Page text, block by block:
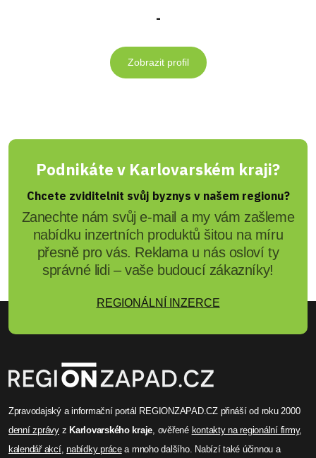
-
Zobrazit profil
Podnikáte v Karlovarském kraji?
Chcete zviditelnit svůj byznys v našem regionu?
Zanechte nám svůj e-mail a my vám zašleme
nabídku inzertních produktů šitou na míru
přesně pro vás. Reklama u nás osloví ty
správné lidi – vaše budoucí zákazníky!
REGIONÁLNÍ INZERCE
Zpravodajský a informační portál REGIONZAPAD.CZ přináší od roku 2000
denní zprávyz Karlovarského kraje, ověřené kontakty na regionální firmy,
kalendář akcí,nabídky prácea mnoho dalšího. Nabízí také účinnou a